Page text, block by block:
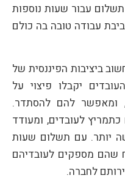
עבור שעות נוספות
עבודה טובה בה כולם
ביציבות הפיננסית של
יקבלו פיצוי על
ומאפשר להם להסתדר.
לעובדים, ומעודד
יותר. עם תשלום שעות
שהם מספקים לעובדיהם
לחברה.